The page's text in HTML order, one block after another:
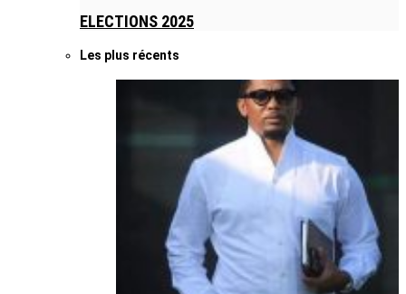
ELECTIONS 2025
Les plus récents